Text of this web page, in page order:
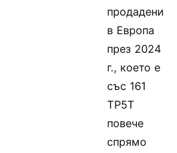
продадени
в Европа
през 2024
г., което е
със 161
TP5T
повече
спрямо